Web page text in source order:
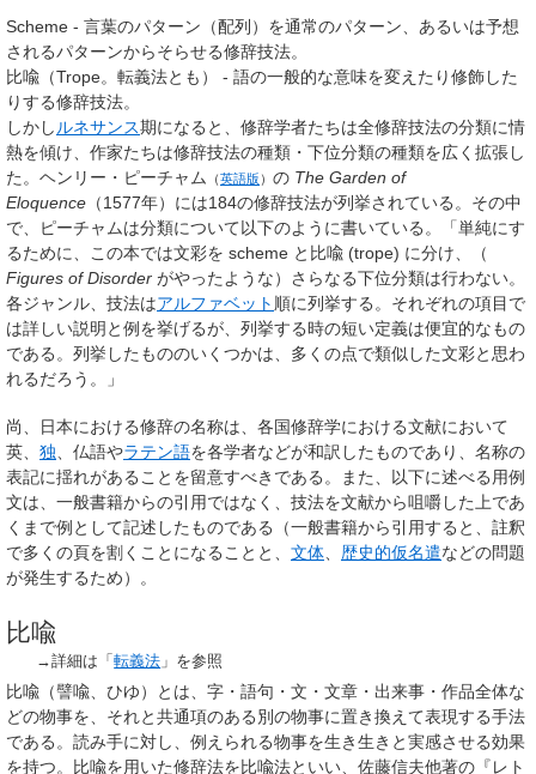
Scheme - 言葉のパターン（配列）を通常のパターン、あるいは予想
されるパターンからそらせる修辞技法。
比喩 （Trope。 転義法とも） - 語の一般的な意味を変えたり修飾した
りする修辞技法。
しかしルネサンス期になると、修辞学者たちは全修辞技法の分類に情
熱を傾け、作家たちは修辞技法の種類・下位分類の種類を広く拡張し
た。 ヘンリー・ピーチャム （英語版 ） の The Garden of
Eloquence （1577年）には184の修辞技法が列挙されている。その中
で、ピーチャムは分類について以下のように書いている。「単純にす
るために、この本では文彩を scheme と比喩 (trope) に分け、（
Figures of Disorder がやったような）さらなる下位分類は行わない。
各ジャンル、技法はアルファベット 順に列挙する。それぞれの項目で
は詳しい説明と例を挙げるが、列挙する時の短い定義は便宜的なもの
である。列挙したもののいくつかは、多くの点で類似した文彩と思わ
れるだろう。」
尚、日本における修辞の名称は、各国修辞学における文献において
英、 独 、仏語やラテン語を各学者などが和訳したものであり、名称の
表記に揺れがあることを留意すべきである。また、以下に述べる用例
文は、一般書籍からの引用ではなく、技法を文献から咀嚼した上であ
くまで例として記述したものである（一般書籍から引用すると、註釈
で多くの頁を割くことになることと、 文体 歴史的仮名遣などの問題
が発生するため）。
比喩
→詳細は「転義法 」を参照
比喩 （譬喩、ひゆ）とは、字・語句・文・文章・出来事・作品全体な
どの物事を、それと共通項のある別の物事に置き換えて表現する手法
である。読み手に対し、例えられる物事を生き生きと実感させる効果
を持つ。比喩を用いた修辞法を比喩法といい、佐藤信夫他著の『レト